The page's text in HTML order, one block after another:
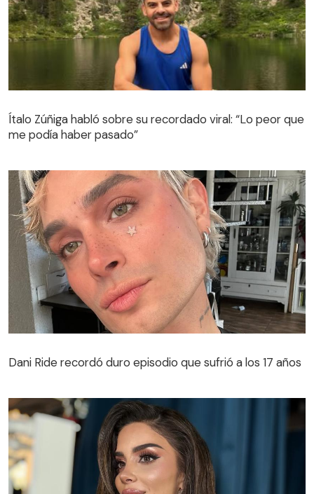
Ítalo Zúñiga habló sobre su recordado viral: “Lo peor que
me podía haber pasado”
Dani Ride recordó duro episodio que sufrió a los 17 años